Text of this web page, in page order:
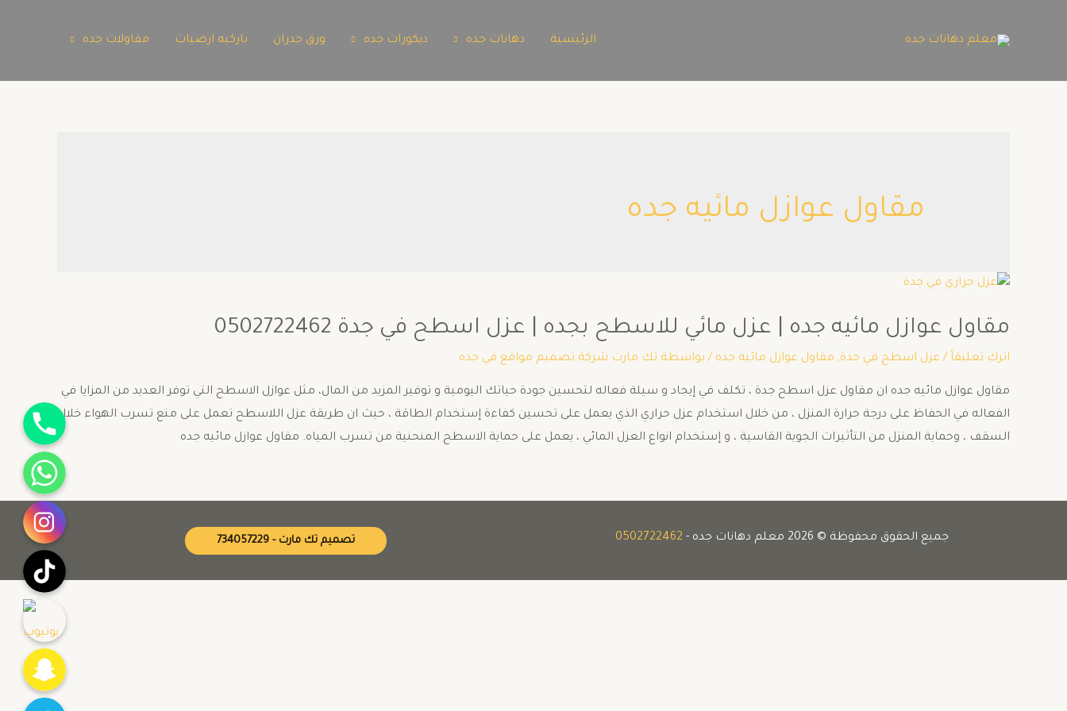
الرئيسية دهانات جده ديكورات جده ورق جدران باركيه ارضيات مقاولات جده
مقاول عوازل مائيه جده
مقاول عوازل مائيه جده | عزل مائي للاسطح بجده | عزل اسطح في جدة 0502722462
اترك تعليقاً / عزل اسطح في جدة, مقاول عوازل مائيه جده / بواسطة تك مارت شركة تصميم مواقع في جده
مقاول عوازل مائيه جده ان مقاول عزل اسطح جدة ، تكلف في إيجاد و سيلة فعاله لتحسين جودة حياتك اليومية و توفير المزيد من المال، مثل عوازل الاسطح التي توفر العديد من المزايا في
الفعاله في الحفاظ على درجة حرارة المنزل ، من خلال استخدام عزل حراري الذي يعمل على تحسين كفاءة إستخدام الطاقة ، حيث ان طريقة عزل اللاسطح تعمل على منع تسرب الهواء خلال
السقف ، وحماية المنزل من التأثيرات الجوية القاسية ، و إستخدام انواع العزل المائي ، يعمل على حماية الاسطح المنحنية من تسرب المياه. مقاول عوازل مائيه جده
جميع الحقوق محفوظة © 2026 معلم دهانات جده - 0502722462 تصميم تك مارت - 734057229
جوال
واتساب
انستقرام
تيك توك
يوتيوب
Snapchat
Twitter